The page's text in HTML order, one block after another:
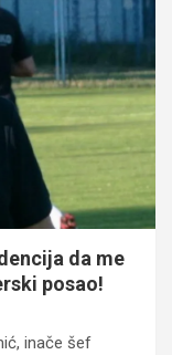
da me
posao!
inače šef